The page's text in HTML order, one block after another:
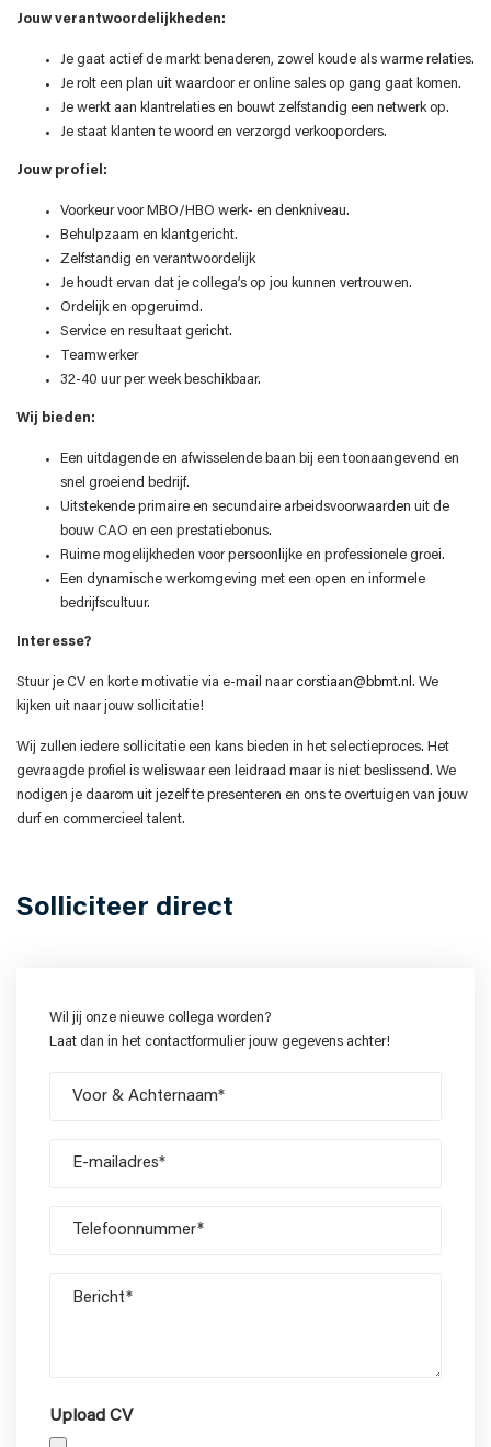
Jouw verantwoordelijkheden:
Je gaat actief de markt benaderen, zowel koude als warme relaties.
Je rolt een plan uit waardoor er online sales op gang gaat komen.
Je werkt aan klantrelaties en bouwt zelfstandig een netwerk op.
Je staat klanten te woord en verzorgd verkooporders.
Jouw profiel:
Voorkeur voor MBO/HBO werk- en denkniveau.
Behulpzaam en klantgericht.
Zelfstandig en verantwoordelijk
Je houdt ervan dat je collega’s op jou kunnen vertrouwen.
Ordelijk en opgeruimd.
Service en resultaat gericht.
Teamwerker
32-40 uur per week beschikbaar.
Wij bieden:
Een uitdagende en afwisselende baan bij een toonaangevend en
snel groeiend bedrijf.
Uitstekende primaire en secundaire arbeidsvoorwaarden uit de
bouw CAO en een prestatiebonus.
Ruime mogelijkheden voor persoonlijke en professionele groei.
Een dynamische werkomgeving met een open en informele
bedrijfscultuur.
Interesse?
Stuur je CV en korte motivatie via e-mail naarcorstiaan@bbmt.nl . We
kijken uit naar jouw sollicitatie!
Wij zullen iedere sollicitatie een kans bieden in het selectieproces. Het
gevraagde profiel is weliswaar een leidraad maar is niet beslissend. We
nodigen je daarom uit jezelf te presenteren en ons te overtuigen van jouw
durf en commercieel talent.
Solliciteer direct
Wil jij onze nieuwe collega worden?
Laat dan in het contactformulier jouw gegevens achter!
Upload CV